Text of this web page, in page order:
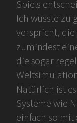
Spiels
Ich wüsste zu
verspricht,
zumindest
die sogar
Natürlich ist
Systeme wie
einfach so mit